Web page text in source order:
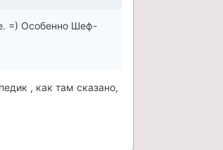
=) Особенно Шеф-
, как там сказано,